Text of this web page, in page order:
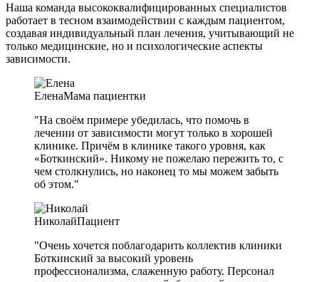
Наша команда высококвалифицированных специалистов
работает в тесном взаимодействии с каждым пациентом,
создавая индивидуальный план лечения, учитывающий не
только медицинские, но и психологические аспекты
зависимости.
ЕленаМама пациентки
"На своём примере убедилась, что помочь в
лечении от зависимости могут только в хорошей
клинике. Причём в клинике такого уровня, как
«Боткинский». Никому не пожелаю пережить то, с
чем столкнулись, но наконец то мы можем забыть
об этом."
НиколайПациент
"Очень хочется поблагодарить коллектив клиники
Боткинский за высокий уровень
профессионализма, слаженную работу. Персонал